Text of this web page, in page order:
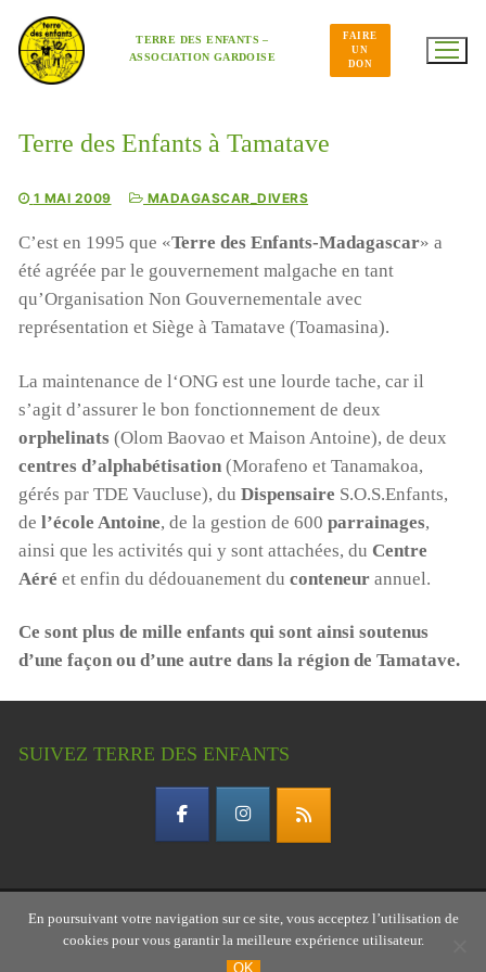
contenu
TERRE DES ENFANTS –
ASSOCIATION GARDOISE
FAIRE
UN
DON
Terre des Enfants à Tamatave
1 MAI 2009 MADAGASCAR_DIVERS
C’est en 1995 que «Terre des Enfants-Madagascar» a
été agréée par le gouvernement malgache en tant
qu’Organisation Non Gouvernementale avec
représentation et Siège à Tamatave (Toamasina).
La maintenance de l‘ONG est une lourde tache, car il
s’agit d’assurer le bon fonctionnement de deux
orphelinats(Olom Baovao et Maison Antoine), de deux
centres d’alphabétisation(Morafeno et Tanamakoa,
gérés par TDE Vaucluse), du Dispensaire S.O.S.Enfants,
de l’école Antoine, de la gestion de 600 parrainages,
ainsi que les activités qui y sont attachées, du Centre
Aéré et enfin du dédouanement du conteneurannuel.
Ce sont plus de mille enfants qui sont ainsi soutenus
d’une façon ou d’une autre dans la région de Tamatave.
SUIVEZ TERRE DES ENFANTS
Copyright © 2026 Terre des enfants – association
gardoise
En poursuivant votre navigation sur ce site, vous acceptez l’utilisation de
cookies pour vous garantir la meilleure expérience utilisateur.
OK